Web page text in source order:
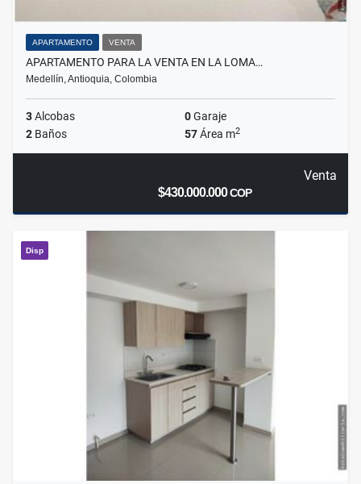
APARTAMENTO VENTA
APARTAMENTO PARA LA VENTA EN LA LOMA…
Medellín, Antioquia, Colombia
3Alcobas 0Garaje
2 Baños 57Área m2
Venta
$430.000.000COP
Disp